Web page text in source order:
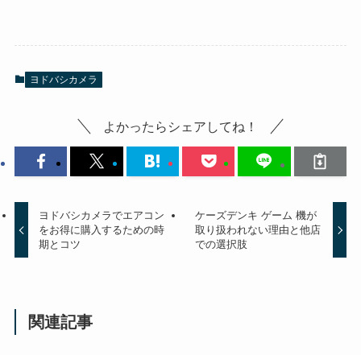
ヨドバシカメラ
よかったらシェアしてね！
ヨドバシカメラでエアコン
をお得に購入するための時
期とコツ
ケーズデンキ ゲーム 機が
取り扱われない理由と他店
での選択肢
関連記事